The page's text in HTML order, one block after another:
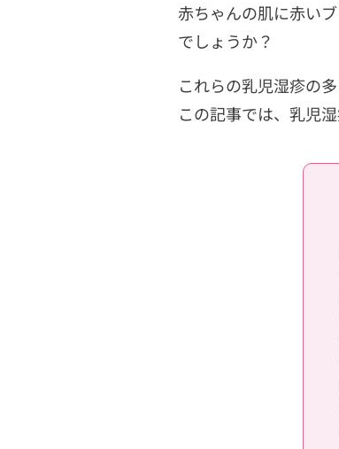
赤ちゃんの肌に赤い
でしょうか？
これらの乳児湿疹の
この記事では、乳児